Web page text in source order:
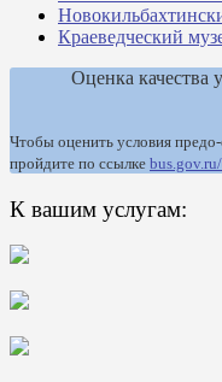
Краеведческий
Оценка качества
Чтобы оценить условия предо-
пройдите по ссылке
К вашим услугам: